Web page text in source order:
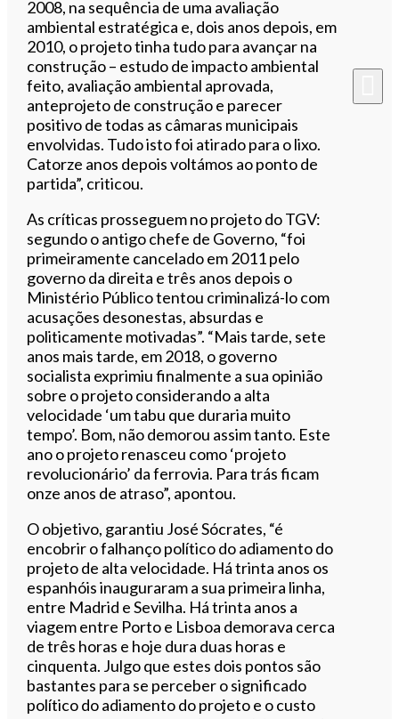
2008, na sequência de uma avaliação
ambiental estratégica e, dois anos depois, em
2010, o projeto tinha tudo para avançar na
construção – estudo de impacto ambiental
feito, avaliação ambiental aprovada,
anteprojeto de construção e parecer
positivo de todas as câmaras municipais
envolvidas. Tudo isto foi atirado para o lixo.
Catorze anos depois voltámos ao ponto de
partida”, criticou.
As críticas prosseguem no projeto do TGV:
segundo o antigo chefe de Governo, “foi
primeiramente cancelado em 2011 pelo
governo da direita e três anos depois o
Ministério Público tentou criminalizá-lo com
acusações desonestas, absurdas e
politicamente motivadas”. “Mais tarde, sete
anos mais tarde, em 2018, o governo
socialista exprimiu finalmente a sua opinião
sobre o projeto considerando a alta
velocidade ‘um tabu que duraria muito
tempo’. Bom, não demorou assim tanto. Este
ano o projeto renasceu como ‘projeto
revolucionário’ da ferrovia. Para trás ficam
onze anos de atraso”, apontou.
O objetivo, garantiu José Sócrates, “é
encobrir o falhanço político do adiamento do
projeto de alta velocidade. Há trinta anos os
espanhóis inauguraram a sua primeira linha,
entre Madrid e Sevilha. Há trinta anos a
viagem entre Porto e Lisboa demorava cerca
de três horas e hoje dura duas horas e
cinquenta. Julgo que estes dois pontos são
bastantes para se perceber o significado
político do adiamento do projeto e o custo